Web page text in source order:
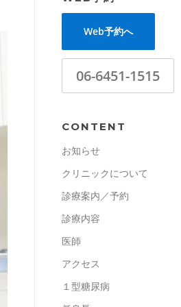
Web予約へ
06-6451-1515
CONTENT
お知らせ
クリニックについて
診療案内／予約
診療内容
医師
アクセス
１型糖尿病